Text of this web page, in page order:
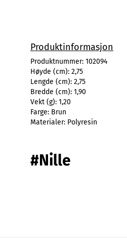
Produktinformasjon
Produktnummer: 102094
Høyde (cm): 2,75
Lengde (cm): 2,75
Bredde (cm): 1,90
Vekt (g): 1,20
Farge: Brun
Materialer: Polyresin
#Nille